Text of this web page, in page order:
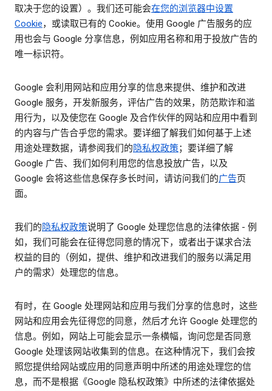
取决于您的设置）。我们还可能会在您的浏览器中设置
Cookie，或读取已有的 Cookie。使用 Google 广告服务的应
用也会与 Google 分享信息，例如应用名称和用于投放广告的
唯一标识符。
Google 会利用网站和应用分享的信息来提供、维护和改进
Google 服务，开发新服务，评估广告的效果，防范欺诈和滥
用行为，以及使您在 Google 及合作伙伴的网站和应用中看到
的内容与广告合乎您的需求。要详细了解我们如何基于上述
用途处理数据，请参阅我们的隐私权政策；要详细了解
Google 广告、我们如何利用您的信息投放广告，以及
Google 会将这些信息保存多长时间，请访问我们的广告页
面。
我们的隐私权政策说明了 Google 处理您信息的法律依据 - 例
如，我们可能会在征得您同意的情况下，或者出于谋求合法
权益的目的（例如，提供、维护和改进我们的服务以满足用
户的需求）处理您的信息。
有时，在 Google 处理网站和应用与我们分享的信息时，这些
网站和应用会先征得您的同意，然后才允许 Google 处理您的
信息。例如，网站上可能会显示一条横幅，询问您是否同意
Google 处理该网站收集到的信息。在这种情况下，我们会按
照您提供给网站或应用的同意声明中所述的用途处理您的信
息，而不是根据《Google 隐私权政策》中所述的法律依据处